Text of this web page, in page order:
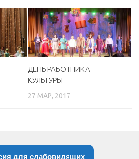
ДЕНЬ РАБОТНИКА
КУЛЬТУРЫ
27 МАР, 2017
для слабовидящих